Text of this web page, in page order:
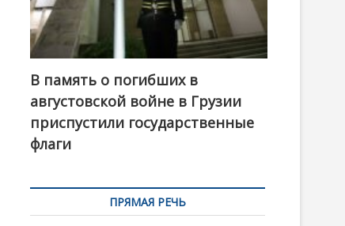
В память о погибших в
августовской войне в Грузии
приспустили государственные
флаги
ПРЯМАЯ РЕЧЬ